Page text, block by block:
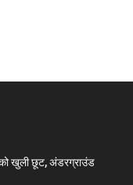
खुली छूट, अंडरग्राउंड